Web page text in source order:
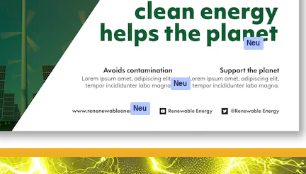
KI-Videogenerator
KI-
Stimmengenerator
MCP für
Claude/ChatGPT
Neu
Agenten Neu
Mobile App
Alle Magnific-Tools
AGB
Datenschutzerklärung
Originale Neu
Vertrauenszentrum
Unternehmen